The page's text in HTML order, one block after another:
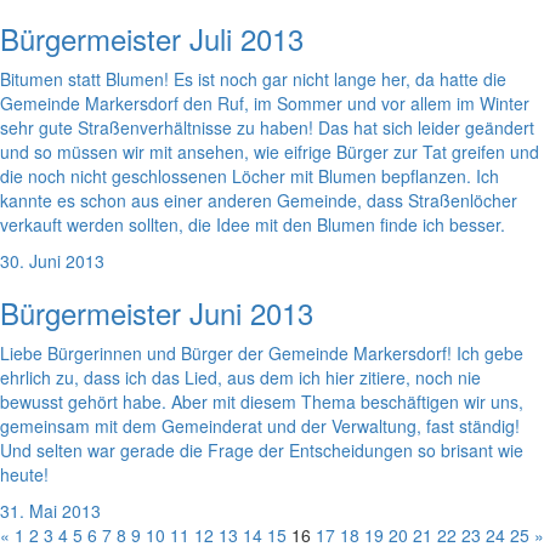
Bürgermeister Juli 2013
Bitumen statt Blumen! Es ist noch gar nicht lange her, da hatte die
Gemeinde Markersdorf den Ruf, im Sommer und vor allem im Winter
sehr gute Straßenverhältnisse zu haben! Das hat sich leider geändert
und so müssen wir mit ansehen, wie eifrige Bürger zur Tat greifen und
die noch nicht geschlossenen Löcher mit Blumen bepflanzen. Ich
kannte es schon aus einer anderen Gemeinde, dass Straßenlöcher
verkauft werden sollten, die Idee mit den Blumen finde ich besser.
30. Juni 2013
Bürgermeister Juni 2013
Liebe Bürgerinnen und Bürger der Gemeinde Markersdorf! Ich gebe
ehrlich zu, dass ich das Lied, aus dem ich hier zitiere, noch nie
bewusst gehört habe. Aber mit diesem Thema beschäftigen wir uns,
gemeinsam mit dem Gemeinderat und der Verwaltung, fast ständig!
Und selten war gerade die Frage der Entscheidungen so brisant wie
heute!
31. Mai 2013
« 1 2 3 4 5 6 7 8 9 10 11 12 13 14 15 16 17 18 19 20 21 22 23 24 25 »